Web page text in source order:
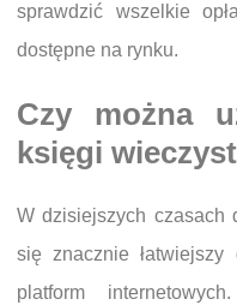
sprawdzić wszelkie
dostępne na rynku.
Czy można
księgi
W dzisiejszych czasach
się znacznie
platform